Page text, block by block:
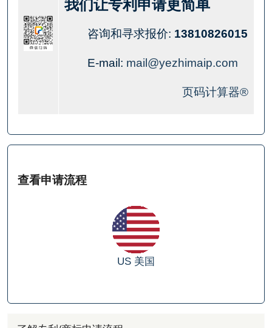
我们让专利申请更简单
咨询和寻求报价: 13810826015
E-mail: mail@yezhimaip.com
页码计算器®
查看申请流程
US 美国